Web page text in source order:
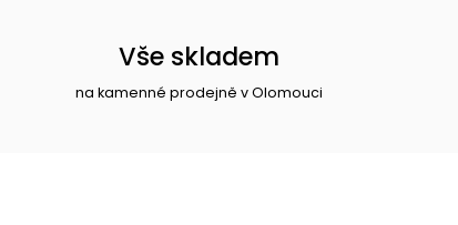
Vše skladem
na kamenné prodejně v Olomouci